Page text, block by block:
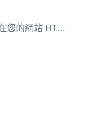
此 WordPress 外掛會在您的網站 HTML 原始碼中加入秘密訊息。